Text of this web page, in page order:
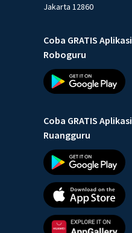
Jakarta 12860
Coba GRATIS Aplikasi
Roboguru
Coba GRATIS Aplikasi
Ruangguru